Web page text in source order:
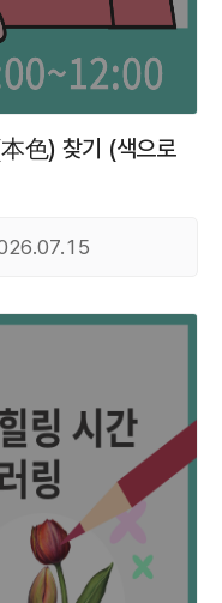
色) 찾기 (색으로